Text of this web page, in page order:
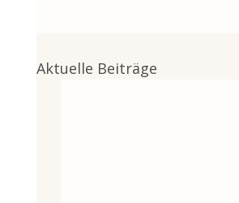
Aktuelle Beiträge